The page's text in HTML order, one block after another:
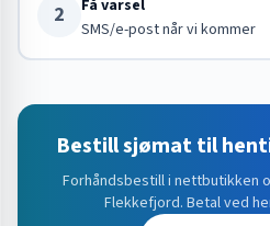
2
Få varsel
SMS/e-post når vi kommer
Bestill sjømat til
Forhåndsbestill i nettbutikken
Flekkefjord. Betal ved